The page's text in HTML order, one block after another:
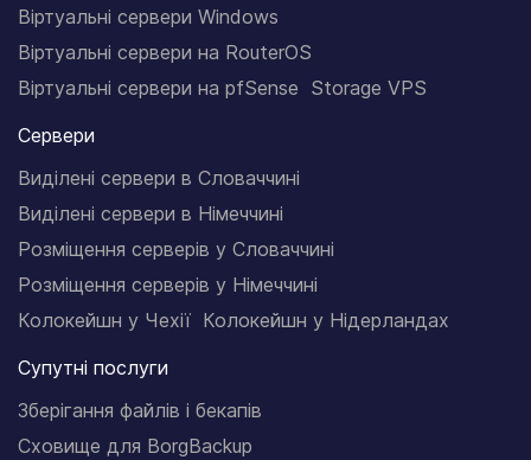
Віртуальні сервери Windows
Віртуальні сервери на RouterOS
Віртуальні сервери на pfSense Storage VPS
Сервери
Виділені сервери в Словаччині
Виділені сервери в Німеччині
Розміщення серверів у Словаччині
Розміщення серверів у Німеччині
Колокейшн у Чехії Колокейшн у Нідерландах
Супутні послуги
Зберігання файлів і бекапів
Сховище для BorgBackup